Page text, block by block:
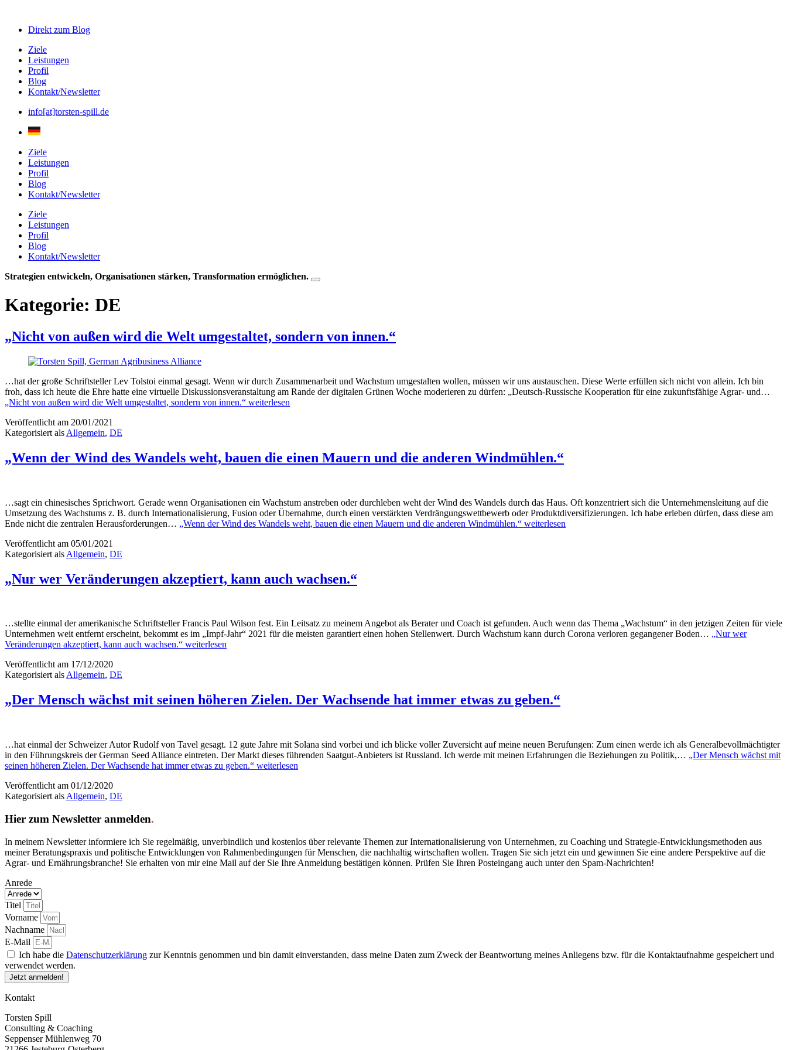
Direkt zum Blog
Ziele
Leistungen
Profil
Blog
Kontakt/Newsletter
info[at]torsten-spill.de
Ziele
Leistungen
Profil
Blog
Kontakt/Newsletter
Ziele
Leistungen
Profil
Blog
Kontakt/Newsletter
Strategien entwickeln, Organisationen stärken, Transformation ermöglichen.
Kategorie: DE
„Nicht von außen wird die Welt umgestaltet, sondern von innen.“
…hat der große Schriftsteller Lev Tolstoi einmal gesagt. Wenn wir durch Zusammenarbeit und Wachstum umgestalten wollen, müssen wir uns austauschen. Diese Werte erfüllen sich nicht von allein. Ich bin
froh, dass ich heute die Ehre hatte eine virtuelle Diskussionsveranstaltung am Rande der digitalen Grünen Woche moderieren zu dürfen: „Deutsch-Russische Kooperation für eine zukunftsfähige Agrar- und…
„Nicht von außen wird die Welt umgestaltet, sondern von innen.“ weiterlesen
Veröffentlicht am 20/01/2021
Kategorisiert als Allgemein, DE
„Wenn der Wind des Wandels weht, bauen die einen Mauern und die anderen Windmühlen.“
…sagt ein chinesisches Sprichwort. Gerade wenn Organisationen ein Wachstum anstreben oder durchleben weht der Wind des Wandels durch das Haus. Oft konzentriert sich die Unternehmensleitung auf die
Umsetzung des Wachstums z. B. durch Internationalisierung, Fusion oder Übernahme, durch einen verstärkten Verdrängungswettbewerb oder Produktdiversifizierungen. Ich habe erleben dürfen, dass diese am
Ende nicht die zentralen Herausforderungen… „Wenn der Wind des Wandels weht, bauen die einen Mauern und die anderen Windmühlen.“ weiterlesen
Veröffentlicht am 05/01/2021
Kategorisiert als Allgemein, DE
„Nur wer Veränderungen akzeptiert, kann auch wachsen.“
…stellte einmal der amerikanische Schriftsteller Francis Paul Wilson fest. Ein Leitsatz zu meinem Angebot als Berater und Coach ist gefunden. Auch wenn das Thema „Wachstum“ in den jetzigen Zeiten für viele
Unternehmen weit entfernt erscheint, bekommt es im „Impf-Jahr“ 2021 für die meisten garantiert einen hohen Stellenwert. Durch Wachstum kann durch Corona verloren gegangener Boden… „Nur wer
Veränderungen akzeptiert, kann auch wachsen.“ weiterlesen
Veröffentlicht am 17/12/2020
Kategorisiert alsAllgemein, DE
„Der Mensch wächst mit seinen höheren Zielen. Der Wachsende hat immer etwas zu geben.“
…hat einmal der Schweizer Autor Rudolf von Tavel gesagt. 12 gute Jahre mit Solana sind vorbei und ich blicke voller Zuversicht auf meine neuen Berufungen: Zum einen werde ich als Generalbevollmächtigter
in den Führungskreis der German Seed Alliance eintreten. Der Markt dieses führenden Saatgut-Anbieters ist Russland. Ich werde mit meinen Erfahrungen die Beziehungen zu Politik,… „Der Mensch wächst mit
seinen höheren Zielen. Der Wachsende hat immer etwas zu geben.“ weiterlesen
Veröffentlicht am 01/12/2020
Kategorisiert als Allgemein, DE
Hier zum Newsletter anmelden.
In meinem Newsletter informiere ich Sie regelmäßig, unverbindlich und kostenlos über relevante Themen zur Internationalisierung von Unternehmen, zu Coaching und Strategie-Entwicklungsmethoden aus
meiner Beratungspraxis und politische Entwicklungen von Rahmenbedingungen für Menschen, die nachhaltig wirtschaften wollen. Tragen Sie sich jetzt ein und gewinnen Sie eine andere Perspektive auf die
Agrar- und Ernährungsbranche! Sie erhalten von mir eine Mail auf der Sie Ihre Anmeldung bestätigen können. Prüfen Sie Ihren Posteingang auch unter den Spam-Nachrichten!
Anrede
Titel
Vorname
Nachname
E-Mail
Ich habe die Datenschutzerklärung zur Kenntnis genommen und bin damit einverstanden, dass meine Daten zum Zweck der Beantwortung meines Anliegens bzw. für die Kontaktaufnahme gespeichert und
verwendet werden.
Jetzt anmelden!
Kontakt
Torsten Spill
Consulting & Coaching
Seppenser Mühlenweg 70